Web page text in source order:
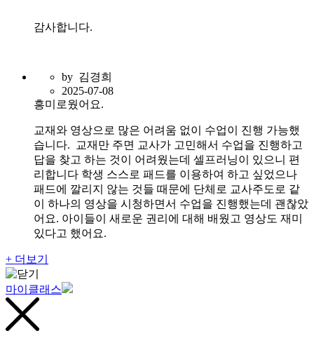
감사합니다.
by 김경희
2025-07-08
흥미로웠어요.
교재와 영상으로 많은 어려움 없이 수업이 진행 가능했
습니다. 교재만 주면 교사가 고민해서 수업을 진행하고
답을 찾고 하는 것이 어려웠는데 셀프러닝이 있으니 편
리합니다 학생 스스로 패드를 이용하여 하고 싶었으나
패드에 깔리지 않는 것들 때문에 단체로 교사주도로 같
이 하나의 영상을 시청하면서 수업을 진행했는데 괜찮았
어요. 아이들이 새로운 권리에 대해 배웠고 영상도 재미
있다고 했어요.
+ 더보기
마이클래스